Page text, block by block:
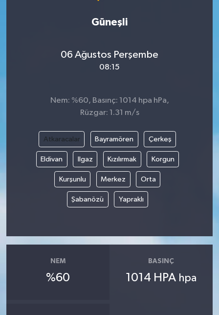
Güneşli
06 Ağustos Perşembe
08:15
Nem: %60, Basınç: 1014 hpa hPa,
Rüzgar: 1.31 m/s
Atkaracalar Bayramören Çerkeş
Eldivan Ilgaz Kızılırmak Korgun
Kurşunlu Merkez Orta
Şabanözü Yapraklı
NEM
%60
BASINÇ
1014 HPA hpa
Magazin
Politika
Siyaset